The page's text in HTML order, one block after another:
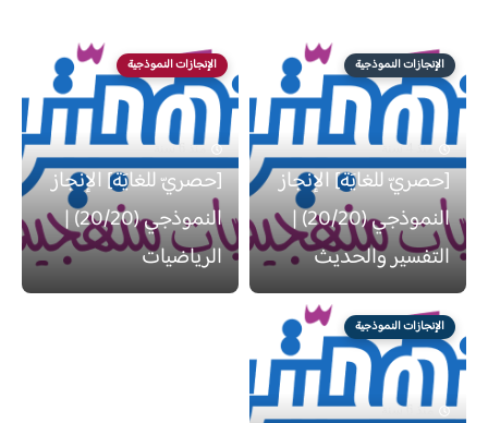
الإنجازات النموذجية
منذ 4 سنة
[حصريّ للغايَة] الإنجاز
النموذجي (20/20) |
التفسير والحديث
الإنجازات النموذجية
منذ 6 سنة
[حصريّ للغايَة] الإنجاز
النموذجي (20/20) |
الرياضيات
الإنجازات النموذجية
منذ 6 سنة